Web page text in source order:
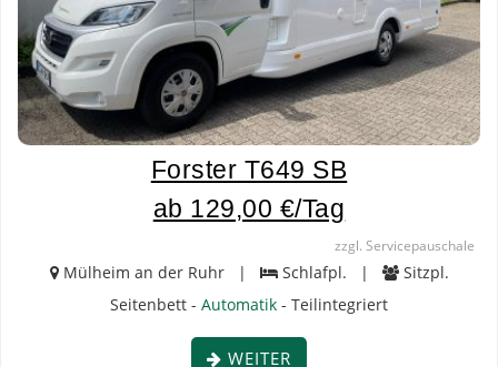
Forster T649 SB
ab 129,00 €/Tag
zzgl. Servicepauschale
Mülheim an der Ruhr | Schlafpl. |
Sitzpl.
Seitenbett - Automatik - Teilintegriert
WEITER